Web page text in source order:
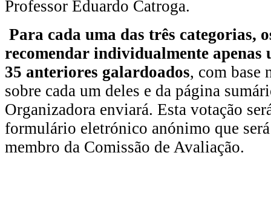
Professor Eduardo Catroga.
Para cada uma das três categorias,
recomendar individualmente apenas
35 anteriores galardoados, com base
sobre cada um deles e da página
Organizadora enviará. Esta votação
formulário eletrónico anónimo que
membro da Comissão de Avaliação.